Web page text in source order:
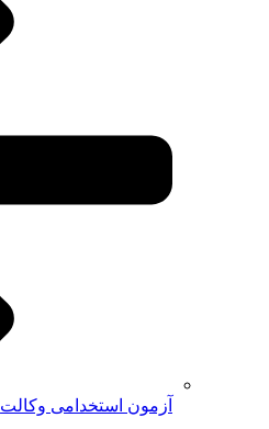
آزمون استخدامی وکالت